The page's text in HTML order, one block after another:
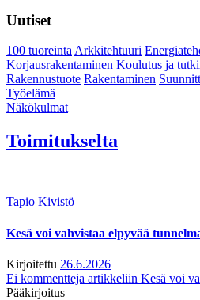
Uutiset
100 tuoreintaArkkitehtuuri
Korjausrakentaminen Koulutus ja
Rakennustuote Rakentaminen
Työelämä
Näkökulmat
Toimitukselta
Tapio Kivistö
Kesä voi vahvistaa elpyvää
Kirjoitettu 26.6.2026
Ei kommentteja artikkeliin Kesä voi
Pääkirjoitus